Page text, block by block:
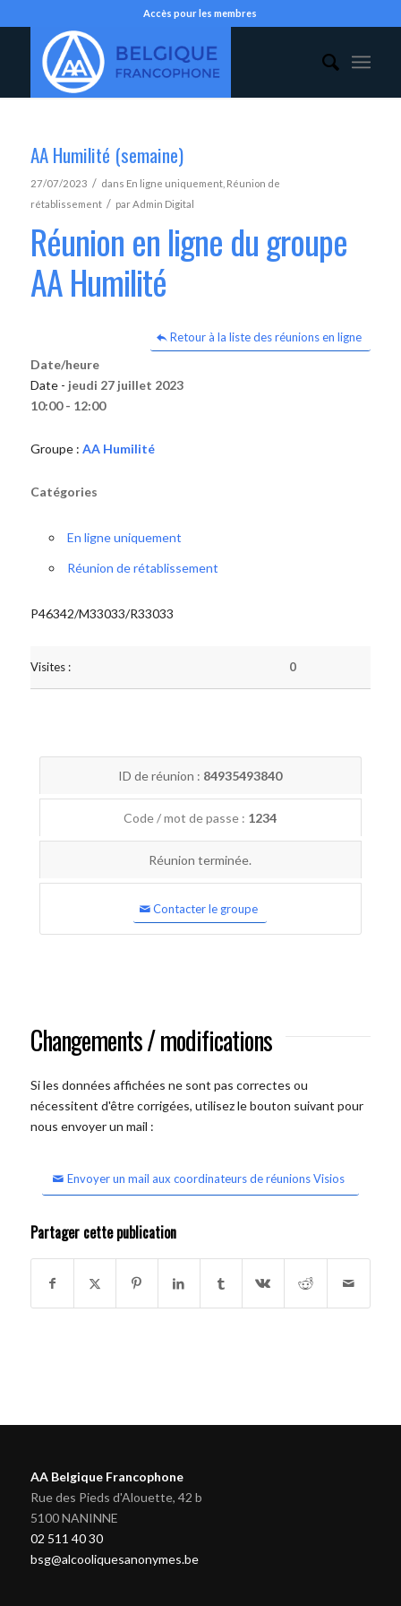
Accès pour les membres
AA Humilité (semaine)
27/07/2023 / dans En ligne uniquement, Réunion de
rétablissement / parAdmin Digital
Réunion en ligne du groupe
AA Humilité
Retour à la liste des réunions en ligne
Date/heure
Date - jeudi 27 juillet 2023
10:00 - 12:00
Groupe : AA Humilité
Catégories
En ligne uniquement
Réunion de rétablissement
P46342/M33033/R33033
Visites : 0
ID de réunion : 84935493840
Code / mot de passe : 1234
Réunion terminée.
Contacter le groupe
Changements / modifications
Si les données affichées ne sont pas correctes ou
nécessitent d'être corrigées, utilisez le bouton suivant pour
nous envoyer un mail :
Envoyer un mail aux coordinateurs de réunions Visios
Partager cette publication
AA Belgique Francophone
Rue des Pieds d'Alouette, 42 b
5100 NANINNE
02 511 40 30
bsg@alcooliquesanonymes.be